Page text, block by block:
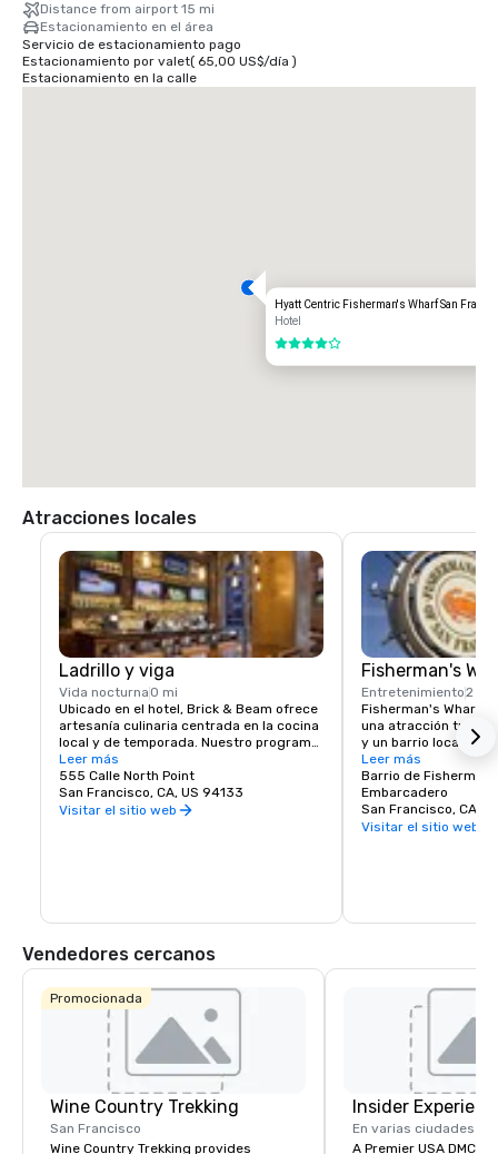
TRANVÍA
Horario: de lunes a viernes de 4 a.m. a medianoche, sábados de 6 a.m.
a medianoche, domingos de 8 a.m. a medianoche.
Gratuito
Distance from airport 15 mi
Estacionamiento en el área
Servicio de estacionamiento pago
Estacionamiento por valet( 65,00 US$/día )
Estacionamiento en la calle
Hyatt Centric Fisherman's Wharf San
Hotel
4 de 5
Atracciones locales
Ladrillo y viga
Vida nocturna 0 mi
Ubicado en el hotel, Brick & Beam ofrece
artesanía culinaria centrada en la cocina
local y de temporada. Nuestro programa
Seafood Watch es un enfoque fresco
para la alimentación sostenible, que
incluye un menú responsable de
alimentos locales seleccionados y
manera perfecta de empezar la noche en
Leer más
555 Calle North Point
San Francisco, CA, US 94133
Visitar el sitio web
Fisherman's
Entretenimiento2
Fisherman's Wharf
una atracción
y un barrio local y
próspera y vibrante.
primera clase,
sinfín de
entretenimiento, el
lugar para comenzar
Leer más
Barrio de
Embarcadero
San Francisco, CA,
Visitar el sitio web
Vendedores cercanos
Promocionada
Wine Country Trekking
San Francisco
Wine Country Trekking provides
Insider
En varias ciudades
A Premier USA DMC Partner